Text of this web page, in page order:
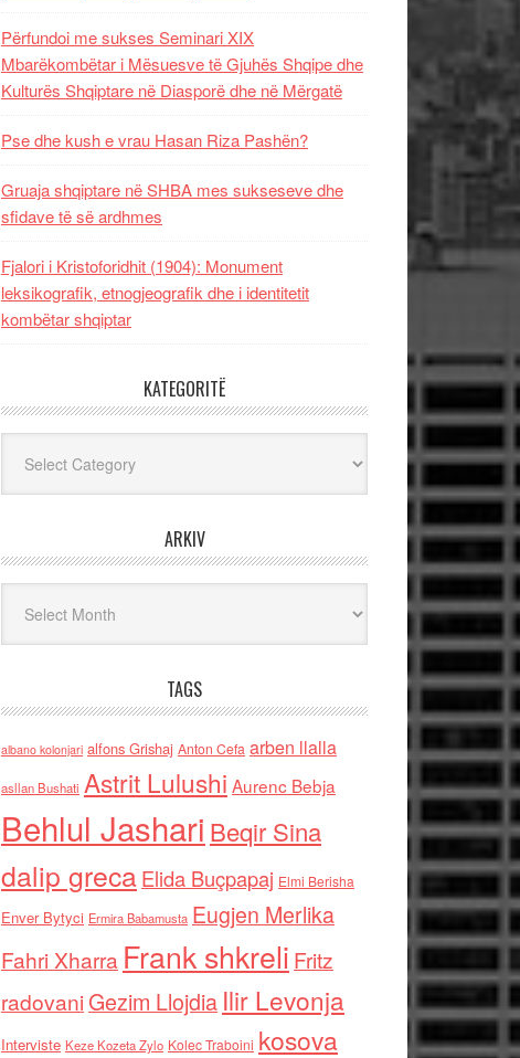
Përfundoi me sukses Seminari XIX
Mbarëkombëtar i Mësuesve të Gjuhës Shqipe dhe
Kulturës Shqiptare në Diasporë dhe në Mërgatë
Pse dhe kush e vrau Hasan Riza Pashën?
Gruaja shqiptare në SHBA mes sukseseve dhe
sfidave të së ardhmes
Fjalori i Kristoforidhit (1904): Monument
leksikografik, etnogjeografik dhe i identitetit
kombëtar shqiptar
KATEGORITË
ARKIV
TAGS
albano kolonjari alfons Grishaj Anton Cefa arben llalla
asllan Bushati Astrit Lulushi Aurenc Bebja
Behlul Jashari Beqir Sina
dalip grecaElida Buçpapaj Elmi Berisha
Enver Bytyci Ermira Babamusta Eugjen Merlika
Fahri Xharra Frank shkreli Fritz
radovaniGezim Llojdia Ilir Levonja
Interviste Keze Kozeta Zylo Kolec Traboini kosova